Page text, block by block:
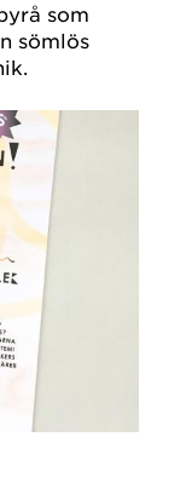
som
sömlös